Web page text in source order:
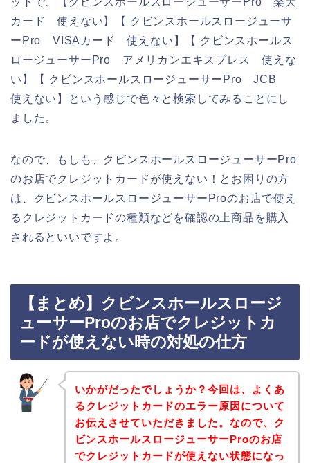
カード 使えない】【 クビンスホールスロージューサ
ーPro VISAカード 使えない】【 クビンスホールス
ロージューサーPro アメリカンエキスプレス 使えな
い】【 クビンスホールスロージューサーPro JCB
使えない】という感じで色々と検索してみることにし
ました。
なので、もしも、クビンスホールスロージューサーPro
のお店でクレジットカードが使えない！とお困りの方
は、クビンスホールスロージューサーProのお店で使え
るクレジットカードの種類などを確認の上商品を購入
されるといいですよ。
【まとめ】クビンスホールスロージ
ューサーProのお店でクレジットカ
ードが使えない時の対処の仕方
いかがだったでしょうか？今回は、よくあ
るクレジットカードのエラー原因について
お伝えさせていただきました。なので、ク
ビンスホールスロージューサーProのお店
でクレジットカードが使えない状態になっ